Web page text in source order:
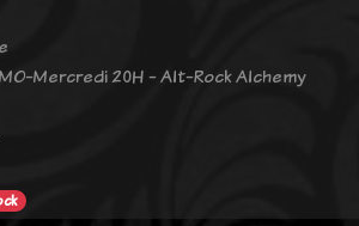
Mercredi 20H - Alt-Rock Alchemy